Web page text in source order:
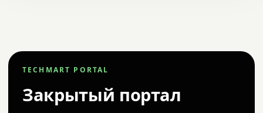
TECHMART PORTAL
Закрытый портал